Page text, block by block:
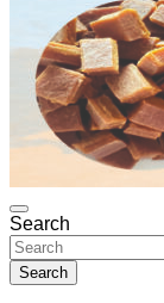
Search
Search